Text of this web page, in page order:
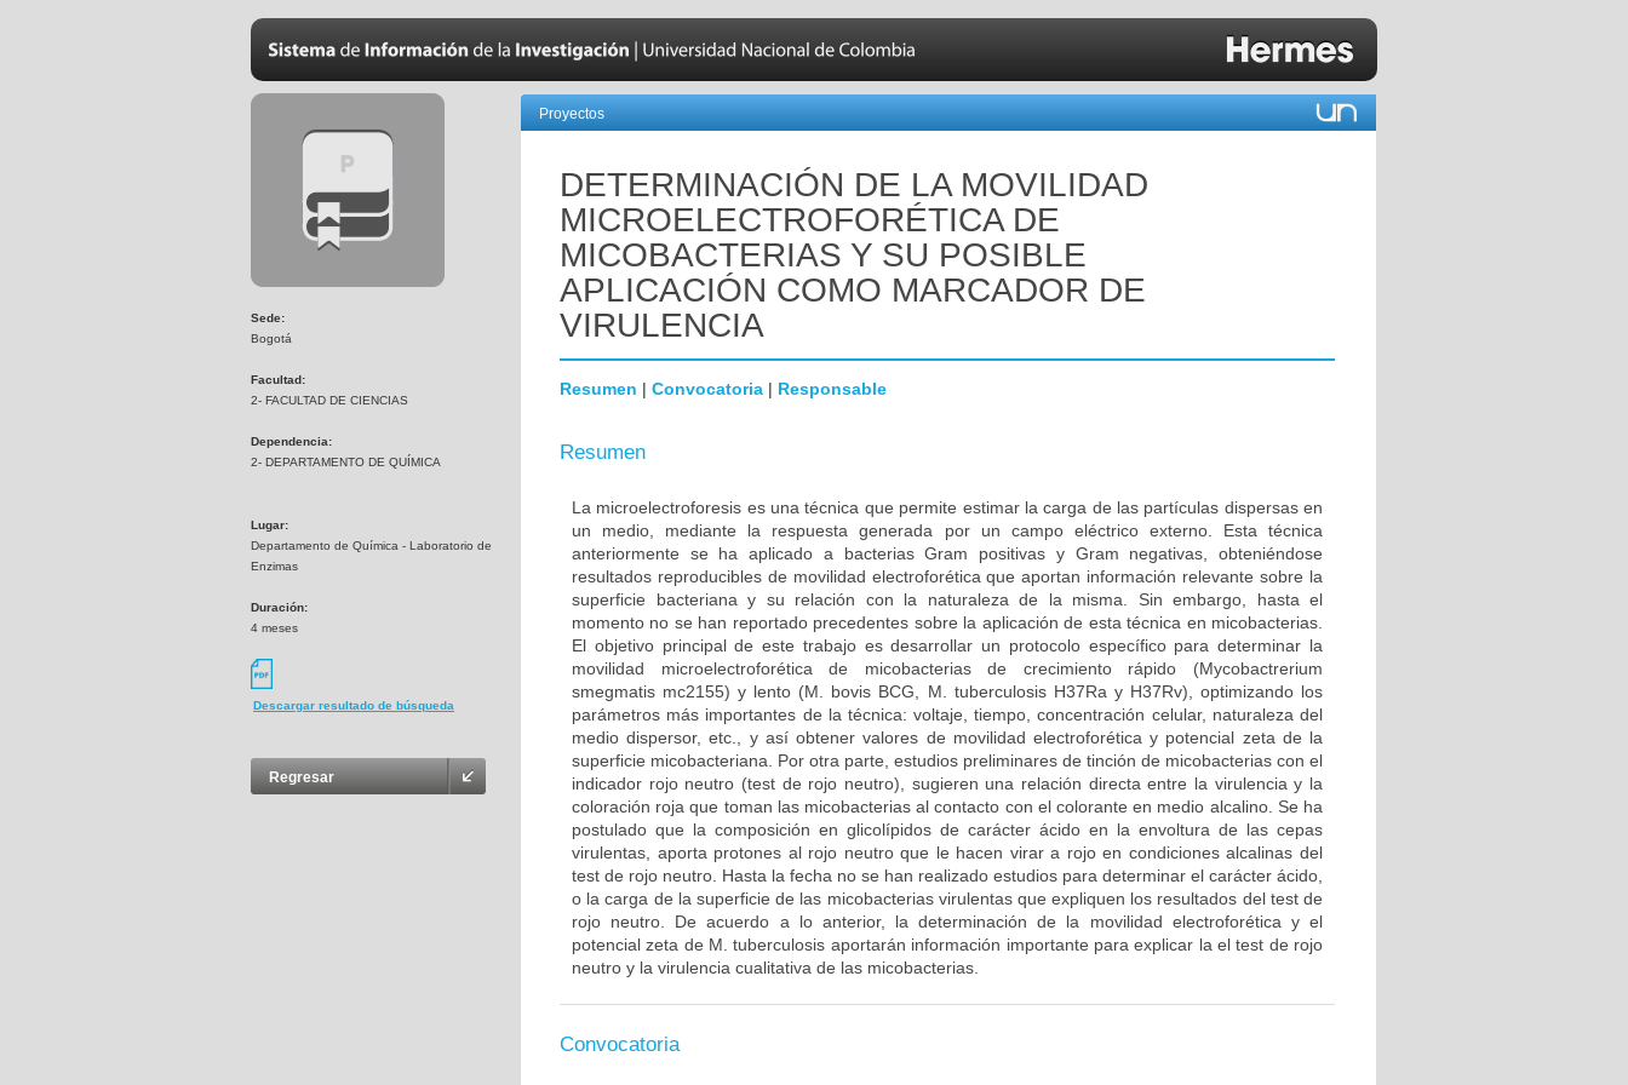
Sede:
Bogotá
Facultad:
2- FACULTAD DE CIENCIAS
Dependencia:
2- DEPARTAMENTO DE QUÍMICA
Lugar:
Departamento de Química - Laboratorio de
Enzimas
Duración:
4 meses
Descargar resultado de búsqueda
Regresar
Proyectos
DETERMINACIÓN DE LA MOVILIDAD
MICROELECTROFORÉTICA DE
MICOBACTERIAS Y SU POSIBLE
APLICACIÓN COMO MARCADOR DE
VIRULENCIA
Resumen | Convocatoria | Responsable
Resumen
La microelectroforesis es una técnica que permite estimar la carga de las partículas dispersas en
un medio, mediante la respuesta generada por un campo eléctrico externo. Esta técnica
anteriormente se ha aplicado a bacterias Gram positivas y Gram negativas, obteniéndose
resultados reproducibles de movilidad electroforética que aportan información relevante sobre la
superficie bacteriana y su relación con la naturaleza de la misma. Sin embargo, hasta el
momento no se han reportado precedentes sobre la aplicación de esta técnica en micobacterias.
El objetivo principal de este trabajo es desarrollar un protocolo específico para determinar la
movilidad microelectroforética de micobacterias de crecimiento rápido (Mycobactrerium
smegmatis mc2155) y lento (M. bovis BCG, M. tuberculosis H37Ra y H37Rv), optimizando los
parámetros más importantes de la técnica: voltaje, tiempo, concentración celular, naturaleza del
medio dispersor, etc., y así obtener valores de movilidad electroforética y potencial zeta de la
superficie micobacteriana. Por otra parte, estudios preliminares de tinción de micobacterias con el
indicador rojo neutro (test de rojo neutro), sugieren una relación directa entre la virulencia y la
coloración roja que toman las micobacterias al contacto con el colorante en medio alcalino. Se ha
postulado que la composición en glicolípidos de carácter ácido en la envoltura de las cepas
virulentas, aporta protones al rojo neutro que le hacen virar a rojo en condiciones alcalinas del
test de rojo neutro. Hasta la fecha no se han realizado estudios para determinar el carácter ácido,
o la carga de la superficie de las micobacterias virulentas que expliquen los resultados del test de
rojo neutro. De acuerdo a lo anterior, la determinación de la movilidad electroforética y el
potencial zeta de M. tuberculosis aportarán información importante para explicar la el test de rojo
neutro y la virulencia cualitativa de las micobacterias.
Convocatoria